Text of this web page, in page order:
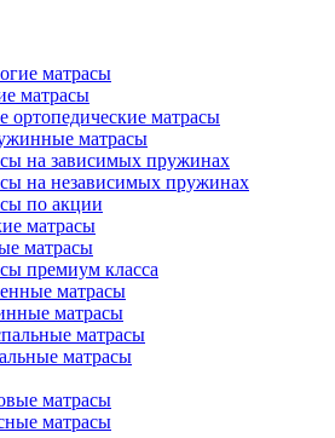
матрасы
матрасы
ортопедические матрасы
матрасы
на зависимых пружинах
на независимых пружинах
по акции
матрасы
матрасы
премиум класса
матрасы
матрасы
матрасы
матрасы
матрасы
матрасы